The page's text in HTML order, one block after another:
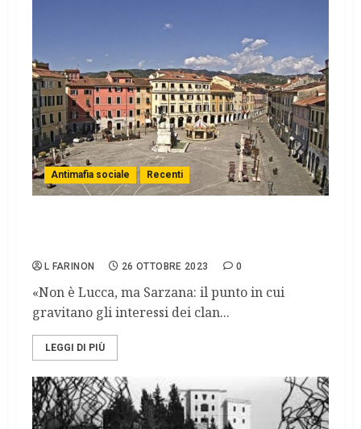
Antimafia sociale Recenti
L FARINON 26 OTTOBRE 2023 0
«Non è Lucca, ma Sarzana: il punto in cui
gravitano gli interessi dei clan...
LEGGI DI PIÙ